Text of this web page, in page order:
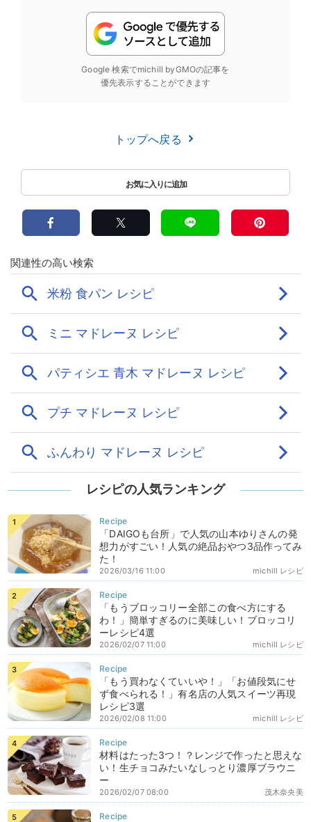
Google 検索でmichill byGMOの記事を
優先表示することができます
トップへ戻る
レシピの人気ランキング
「DAIGOも台所」で人気の山本ゆりさんの発
想力がすごい！人気の絶品おやつ3品作ってみ
た！
michill レシピ
2026/03/16 11:00
「もうブロッコリー全部この食べ方にする
わ！」簡単すぎるのに美味しい！ブロッコリ
ーレシピ4選
michill レシピ
2026/02/07 11:00
「もう買わなくていいや！」「お値段気にせ
ず食べられる！」有名店の人気スイーツ再現
レシピ3選
michill レシピ
2026/02/08 11:00
材料はたった3つ！？レンジで作ったと思えな
い！生チョコみたいなしっとり濃厚ブラウニ
ー
茂木奈央美
2026/02/07 08:00